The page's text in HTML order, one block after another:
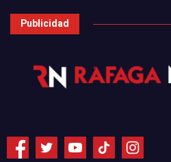
Publicidad